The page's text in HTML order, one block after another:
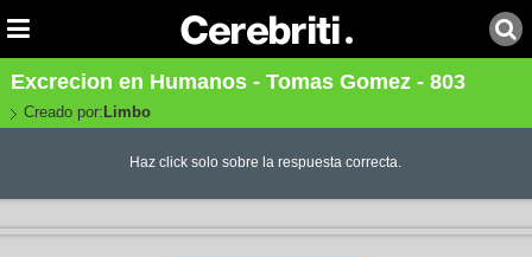
Excrecion en Humanos - Tomas Gomez - 803
Creado por: Limbo
Haz click solo sobre la respuesta correcta.